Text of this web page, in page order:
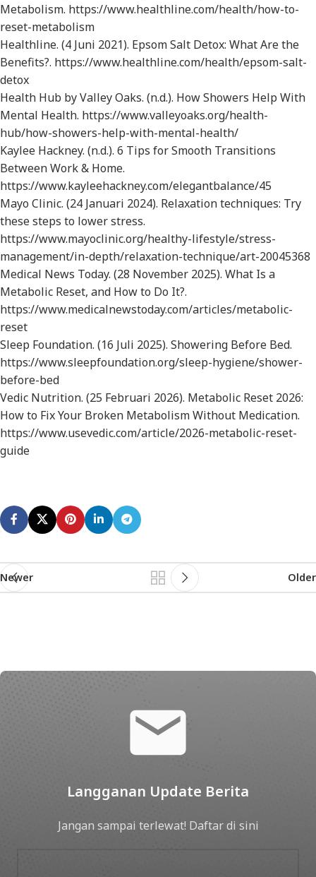
Metabolism. https://www.healthline.com/health/how-to-
reset-metabolism
Healthline. (4 Juni 2021). Epsom Salt Detox: What Are the
Benefits?. https://www.healthline.com/health/epsom-salt-
detox
Health Hub by Valley Oaks. (n.d.). How Showers Help With
Mental Health. https://www.valleyoaks.org/health-
hub/how-showers-help-with-mental-health/
Kaylee Hackney. (n.d.). 6 Tips for Smooth Transitions
Between Work & Home.
https://www.kayleehackney.com/elegantbalance/45
Mayo Clinic. (24 Januari 2024). Relaxation techniques: Try
these steps to lower stress.
https://www.mayoclinic.org/healthy-lifestyle/stress-
management/in-depth/relaxation-technique/art-20045368
Medical News Today. (28 November 2025). What Is a
Metabolic Reset, and How to Do It?.
https://www.medicalnewstoday.com/articles/metabolic-
reset
Sleep Foundation. (16 Juli 2025). Showering Before Bed.
https://www.sleepfoundation.org/sleep-hygiene/shower-
before-bed
Vedic Nutrition. (25 Februari 2026). Metabolic Reset 2026:
How to Fix Your Broken Metabolism Without Medication.
https://www.usevedic.com/article/2026-metabolic-reset-
guide
Newer Older
Langganan Update Berita
Jangan sampai terlewat! Daftar di sini